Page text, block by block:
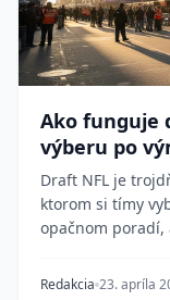
Ako funguje
výberu po
Draft NFL je
ktorom si tímy
opačnom poradí,
Redakcia 23. apríla